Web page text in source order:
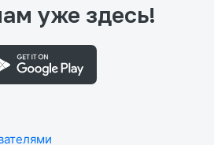
уже здесь!